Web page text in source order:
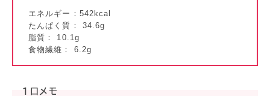
エネルギー：542kcal
たんぱく質： 34.6g
脂質： 10.1g
食物繊維： 6.2g
１口メモ